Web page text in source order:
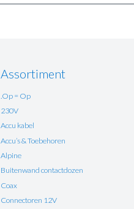
Assortiment
.Op = Op
230V
Accu kabel
Accu’s & Toebehoren
Alpine
Buitenwand contactdozen
Coax
Connectoren 12V